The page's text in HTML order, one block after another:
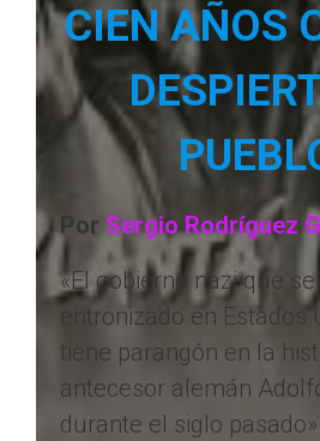
CIEN AÑOS
Por Sergio Rodríguez
«El gobierno nazi que se
entronizado en Estados
tiene parangón en la
antecesor alemán
durante el siglo pasado»